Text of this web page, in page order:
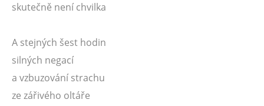
skutečně není chvilka
A stejných šest hodin
silných negací
a vzbuzování strachu
ze zářivého oltáře